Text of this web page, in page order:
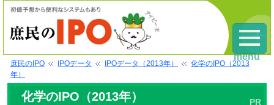
庶民のIPO IPOデータ IPOデータ（2013年）
化学のIPO（2013
年）
化学のIPO（2013年）
menu